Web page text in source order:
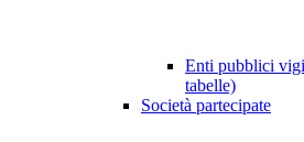
Enti pubblici
tabelle)
Società partecipate